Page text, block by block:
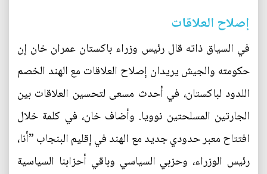
إصلاح العلاقات
في السياق ذاته قال رئيس وزراء باكستان عمران خان إن
حكومته والجيش يريدان إصلاح العلاقات مع الهند الخصم
اللدود لباكستان، في أحدث مسعى لتحسين العلاقات بين
الجارتين المسلحتين نوويا. وأضاف خان، في كلمة خلال
افتتاح معبر حدودي جديد مع الهند في إقليم البنجاب ”أنا،
رئيس الوزراء، وحزبي السياسي وباقي أحزابنا السياسية